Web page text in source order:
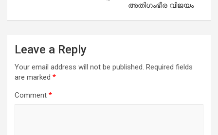
അതിഗംഭീര വിജയം
Leave a Reply
Your email address will not be published. Required fields
are marked *
Comment *